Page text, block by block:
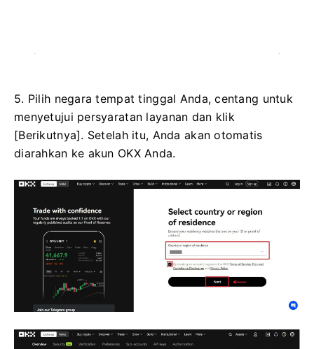
5. Pilih negara tempat tinggal Anda, centang untuk
menyetujui persyaratan layanan dan klik
[Berikutnya]. Setelah itu, Anda akan otomatis
diarahkan ke akun OKX Anda.